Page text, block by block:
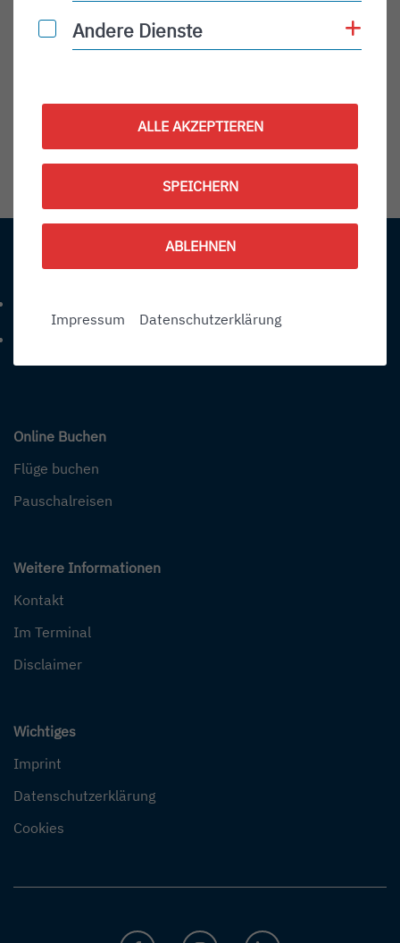
Checkin:
Codeshare:
Kontakt
Telefonnummer: 4 9 0 7 5 4 1 2 8 4 0
Online Buchen
Flüge buchen
Pauschalreisen
Weitere Informationen
Kontakt
Im Terminal
Disclaimer
Wichtiges
Imprint
Datenschutzerklärung
Cookies
Andere Dienste
Andere Dienste
ALLE AKZEPTIEREN
SPEICHERN
ABLEHNEN
Impressum Datenschutzerklärung